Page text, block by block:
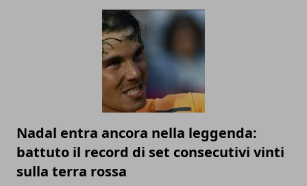
Nadal entra ancora nella leggenda:
battuto il record di set consecutivi vinti
sulla terra rossa